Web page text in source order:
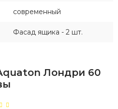
современный
Фасад ящика - 2 шт.
Лондри 60